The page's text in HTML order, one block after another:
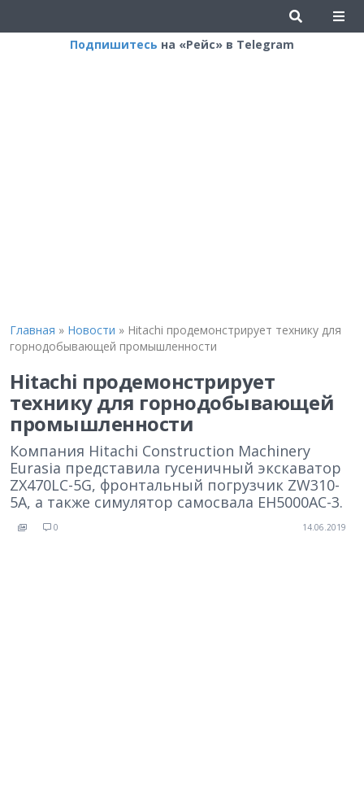
Подпишитесь на «Рейс» в Telegram
Главная » Новости » Hitachi продемонстрирует технику для
горнодобывающей промышленности
Hitachi продемонстрирует
технику для горнодобывающей
промышленности
Компания Hitachi Construction Machinery
Eurasia представила гусеничный экскаватор
ZX470LC-5G, фронтальный погрузчик ZW310-
5A, а также симулятор самосвала EH5000AC-3.
0 14.06.2019